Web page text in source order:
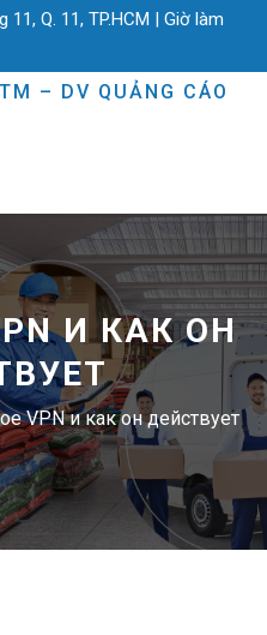
Q. 11, TP.HCM | Giờ làm
И КАК ОН
VPN и как он действует